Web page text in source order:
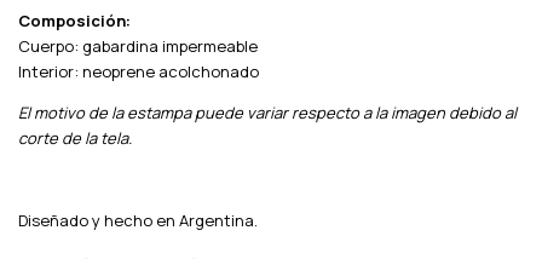
Composición:
Cuerpo: gabardina impermeable
Interior: neoprene acolchonado
El motivo de la estampa puede variar respecto a la imagen debido al
corte de la tela.
Diseñado y hecho en Argentina.